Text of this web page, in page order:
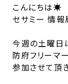
こんにちは☀️
セサミー 情報
今週の土曜日
防府フリーマ
参加させて頂